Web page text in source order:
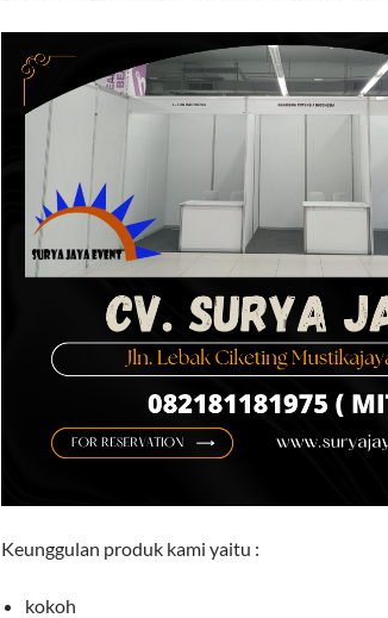
Keunggulan produk kami yaitu :
kokoh